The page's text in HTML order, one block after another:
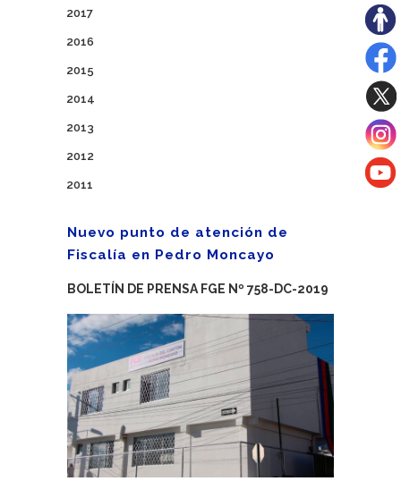
2017
2016
2015
2014
2013
2012
2011
Nuevo punto de atención de
Fiscalía en Pedro Moncayo
BOLETÍN DE PRENSA FGE Nº 758-DC-2019